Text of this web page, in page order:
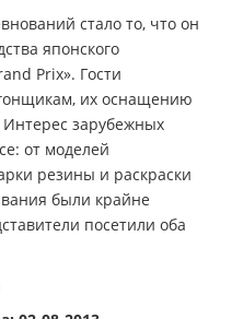
стало то, что он
японского
Prix». Гости
их оснащению
Интерес зарубежных
от моделей
резины и раскраски
были крайне
посетили оба